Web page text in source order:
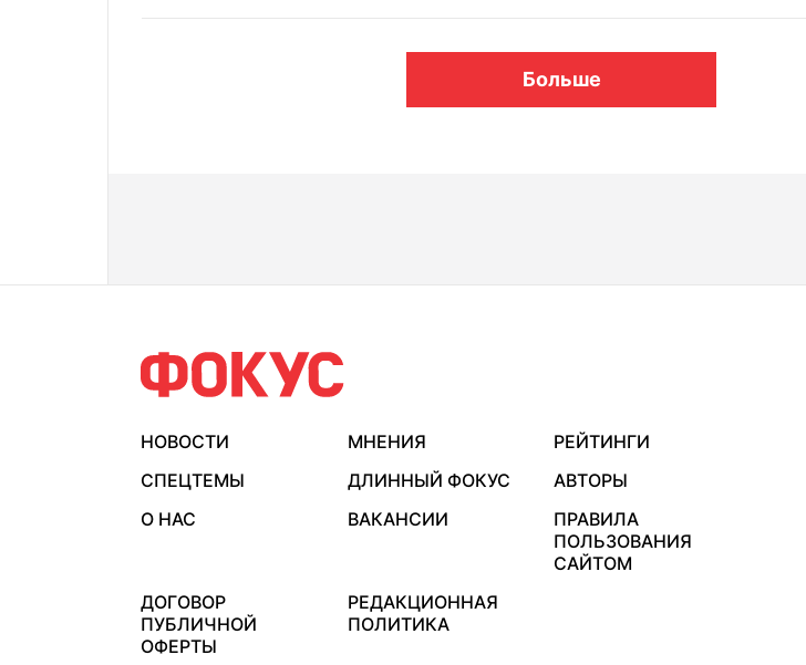
Больше
НОВОСТИ МНЕНИЯ
РЕЙТИНГИ
СПЕЦТЕМЫ
ДЛИННЫЙ ФОКУС
АВТОРЫ
О НАС
ВАКАНСИИ
ПРАВИЛА
ПОЛЬЗОВАНИЯ
САЙТОМ
ДОГОВОР
ПУБЛИЧНОЙ
ОФЕРТЫ
РЕДАКЦИОННАЯ
ПОЛИТИКА